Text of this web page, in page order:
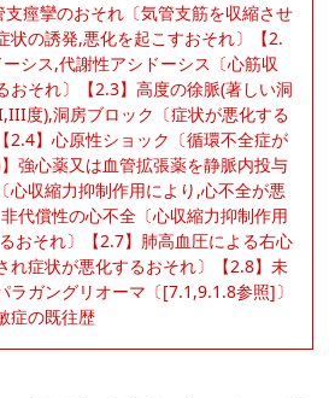
支痙攣のおそれ〔気管支筋を収縮させ
状の誘発,悪化を起こすおそれ〕【2.
シス,代謝性アシドーシス〔心筋収
おそれ〕【2.3】高度の徐脈(著しい洞
度),洞房ブロック〔症状が悪化する
2.4】心原性ショック〔循環不全症が
強心薬又は血管拡張薬を静脈内投与
心収縮力抑制作用により,心不全が悪
代償性の心不全〔心収縮力抑制作用
おそれ〕【2.7】肺高血圧による右心
れ症状が悪化するおそれ〕【2.8】未
ラガングリオーマ〔[7.1,9.1.8参照]〕
症の既往歴